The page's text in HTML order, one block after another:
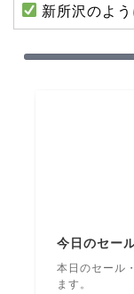
新所沢のよ
今日のセー
本日のセール
ます。